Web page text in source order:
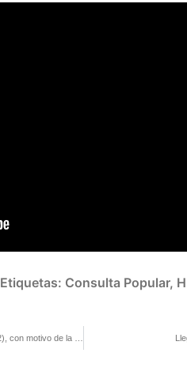
Etiquetas: Consulta Popular,